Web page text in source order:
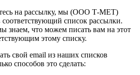
на рассылку, мы (ООО Т-МЕТ)
список рассылки.
знаем, что можем писать вам на этот
этому списку.
свой email из наших списков
способов это сделать: